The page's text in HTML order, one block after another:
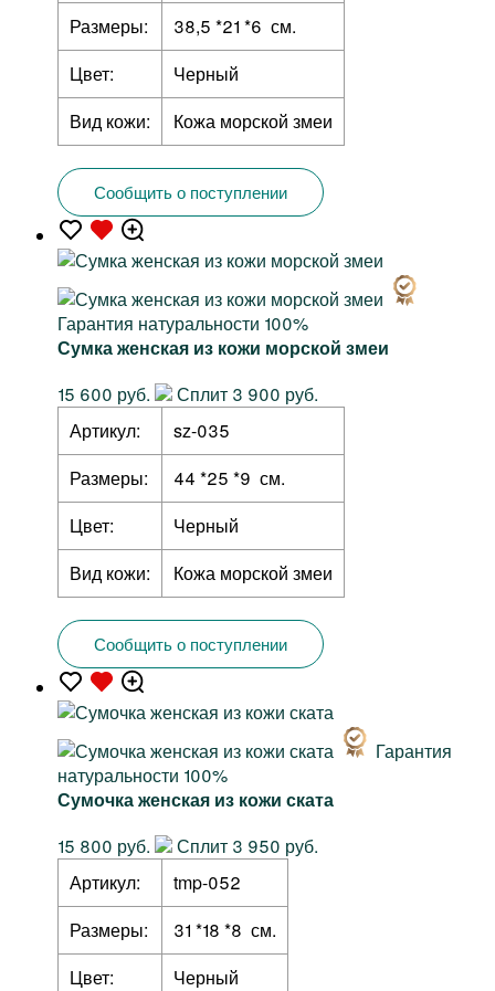
Размеры:
38,5 *21 *6 см.
Цвет:
Черный
Вид кожи:
Кожа морской змеи
Сообщить о поступлении
Гарантия натуральности 100%
Сумка женская из кожи морской змеи
15 600 руб.
Сплит 3 900 руб.
Артикул:
sz-035
Размеры:
44 *25 *9 см.
Цвет:
Черный
Вид кожи:
Кожа морской змеи
Сообщить о поступлении
Гарантия
натуральности 100%
Сумочка женская из кожи ската
15 800 руб.
Сплит 3 950 руб.
Артикул:
tmp-052
Размеры:
31 *18 *8 см.
Цвет:
Черный